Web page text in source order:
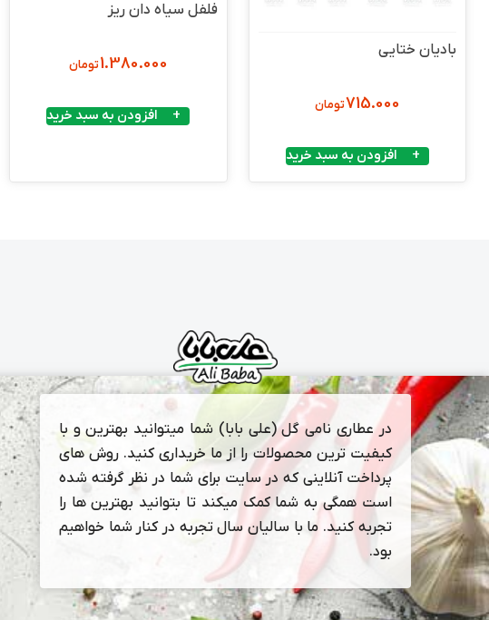
بادیان ختایی
715.000تومان
افزودن به سبد خرید
فلفل سیاه دان ریز
1.380.000تومان
افزودن به سبد خرید
در عطاری نامی گل (علی بابا) شما میتوانید بهترین و با
کیفیت ترین محصولات را از ما خریداری کنید. روش های
پرداخت آنلاینی که در سایت برای شما در نظر گرفته شده
است همگی به شما کمک میکند تا بتوانید بهترین ها را
تجربه کنید. ما با سالیان سال تجربه در کنار شما خواهیم
بود.